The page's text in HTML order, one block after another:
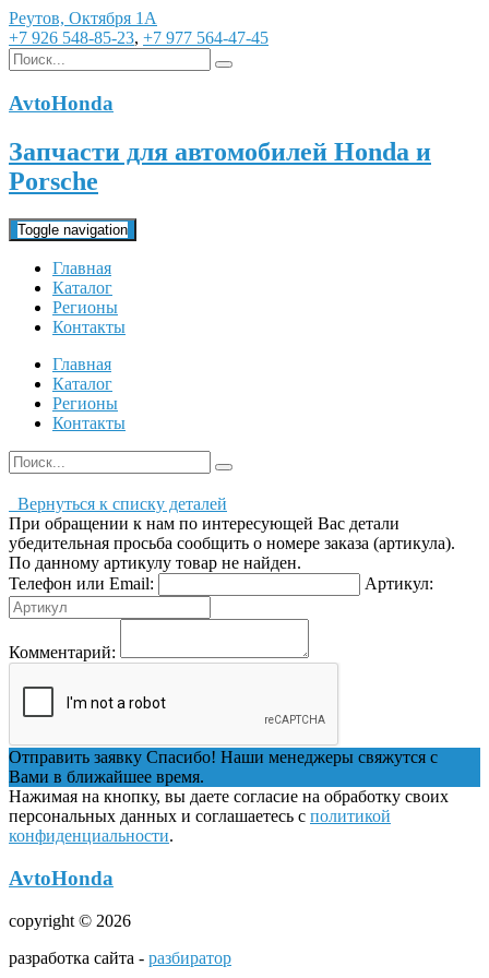
Реутов, Октября 1А
+7 926 548-85-23, +7 977 564-47-45
AvtoHonda
Запчасти для автомобилей Honda и
Porsche
Toggle navigation
Главная
Каталог
Регионы
Контакты
Главная
Каталог
Регионы
Контакты
Вернуться к списку деталей
При обращении к нам по интересующей Вас детали
убедительная просьба сообщить о номере заказа (артикула).
По данному артикулу товар не найден.
Телефон или Email:
Артикул:
Комментарий:
Отправить заявку Спасибо! Наши менеджеры свяжутся с
Вами в ближайшее время.
Нажимая на кнопку, вы даете согласие на обработку своих
персональных данных и соглашаетесь с политикой
конфиденциальности.
AvtoHonda
copyright © 2026
разработка сайта - разбиратор